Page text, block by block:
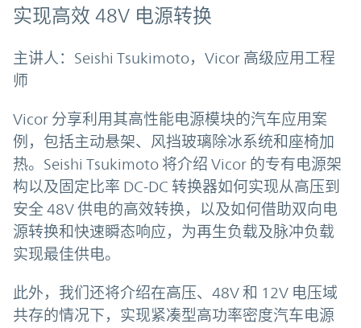
实现高效 48V 电源转换
主讲人：Seishi Tsukimoto，Vicor 高级应用工程
师
Vicor 分享利用其高性能电源模块的汽车应用案
例，包括主动悬架、风挡玻璃除冰系统和座椅加
热。Seishi Tsukimoto 将介绍 Vicor 的专有电源架
构以及固定比率 DC-DC 转换器如何实现从高压到
安全 48V 供电的高效转换，以及如何借助双向电
源转换和快速瞬态响应，为再生负载及脉冲负载
实现最佳供电。
此外，我们还将介绍在高压、48V 和 12V 电压域
共存的情况下，实现紧凑型高功率密度汽车电源